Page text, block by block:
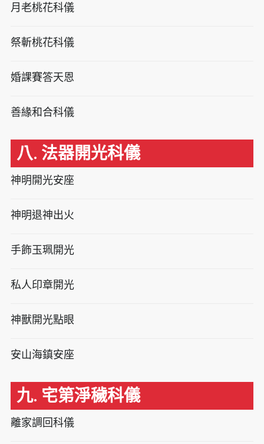
月老桃花科儀
祭斬桃花科儀
婚課賽答天恩
善緣和合科儀
八. 法器開光科儀
神明開光安座
神明退神出火
手飾玉珮開光
私人印章開光
神獸開光點眼
安山海鎮安座
九. 宅第淨穢科儀
離家調回科儀